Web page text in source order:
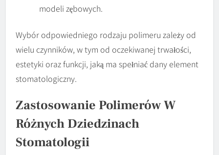
modeli zębowych.
Wybór odpowiedniego rodzaju polimeru zależy od
wielu czynników, w tym od oczekiwanej trwałości,
estetyki oraz funkcji, jaką ma spełniać dany element
stomatologiczny.
Zastosowanie Polimerów W
Różnych Dziedzinach
Stomatologii